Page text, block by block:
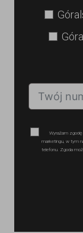
Wyrażam zgodę
marketingu, w tym
telefonu. Zgoda